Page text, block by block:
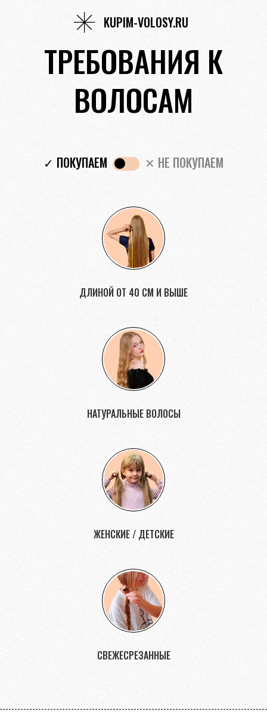
KUPIM-VOLOSY.RU
ТРЕБОВАНИЯ К
ВОЛОСАМ
✓ ПОКУПАЕМ ✕ НЕ ПОКУПАЕМ
ДЛИНОЙ ОТ 40 СМ И ВЫШЕ
НАТУРАЛЬНЫЕ ВОЛОСЫ
ЖЕНСКИЕ / ДЕТСКИЕ
СВЕЖЕСРЕЗАННЫЕ